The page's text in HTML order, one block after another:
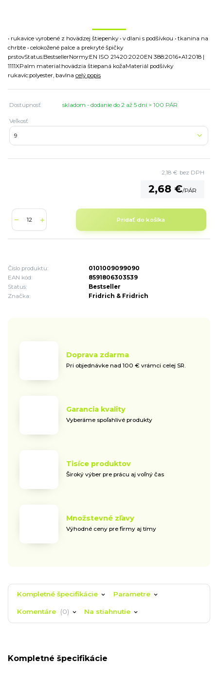
• rukavice vyrobené z hovädzej štiepenky • v dlani s podšívkou • tkanina na
chrbte • celokožené palce a prekryté špičky
prstovStatus:BestsellerNormy:EN ISO 21420:2020EN 388:2016+A1:2018 |
1111XPalm material:hovädzia štiepaná kožaMateriál podšívky
rukavíc:polyester, bavlna celý popis
Dostupnosť skladom - dodanie do 2 až 5 dní > 100 PÁR
Veľkosť
2,68 €/PÁR
2,18 € bez DPH
Pridať do košíka
Číslo produktu:
0101009099090
EAN kód:
8591806303539
Status:
Bestseller
Značka:
Fridrich & Fridrich
Doprava zdarma
Pri objednávke nad 100 € vrámci celej SR.
Garancia kvality
Vyberáme spoľahlivé produkty
Tisíce produktov
Široký výber pre prácu aj voľný čas
Množstevné zľavy
Výhodné ceny pre firmy aj tímy
Kompletné špecifikácie Parametre
Komentáre 0 Na stiahnutie
Kompletné špecifikácie